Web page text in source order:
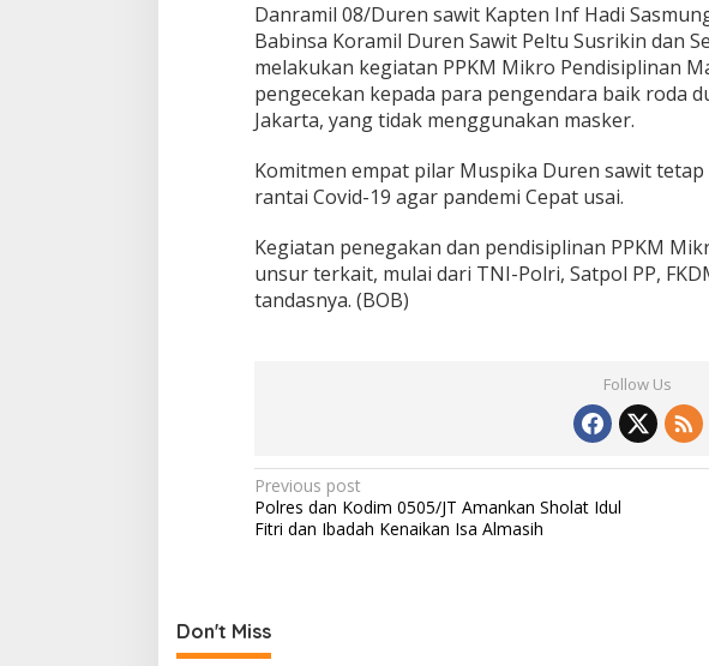
Danramil 08/Duren sawit Kapten Inf Hadi
Babinsa Koramil Duren Sawit Peltu Susrikin dan
melakukan kegiatan PPKM Mikro Pendisiplinan
pengecekan kepada para pengendara baik roda
Jakarta, yang tidak menggunakan masker.
Komitmen empat pilar Muspika Duren sawit
rantai Covid-19 agar pandemi Cepat usai.
Kegiatan penegakan dan pendisiplinan PPKM
unsur terkait, mulai dari TNI-Polri, Satpol PP,
tandasnya. (BOB)
Follow Us
Post
navigation
Previous post
Polres dan Kodim 0505/JT Amankan Sholat Idul
Fitri dan Ibadah Kenaikan Isa Almasih
Don't Miss